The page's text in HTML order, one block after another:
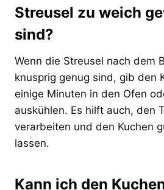
Streusel zu weich
sind?
Wenn die Streusel nach dem
knusprig genug sind, gib den
einige Minuten in den Ofen
auskühlen. Es hilft auch, den
verarbeiten und den Kuchen
lassen.
Kann ich den